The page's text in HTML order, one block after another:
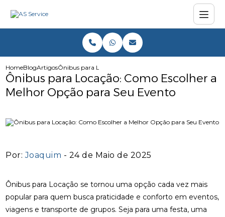
HomeBlogArtigosÔnibus para Locação: Como Escolher a Melhor Opção
Ônibus para Locação: Como Escolher a
Melhor Opção para Seu Evento
Por:Joaquim - 24 de Maio de 2025
Ônibus para Locação se tornou uma opção cada vez mais
popular para quem busca praticidade e conforto em eventos,
viagens e transporte de grupos. Seja para uma festa, uma